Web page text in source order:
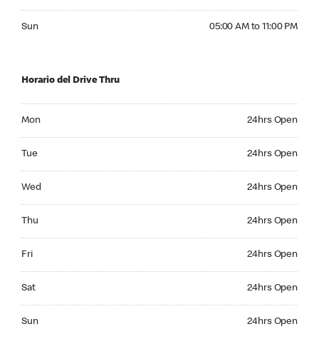
Sun 05:00 AM to 11:00 PM
Horario del Drive Thru
Mon 24hrs Open
Tue 24hrs Open
Wed 24hrs Open
Thu 24hrs Open
Fri 24hrs Open
Sat 24hrs Open
Sun 24hrs Open